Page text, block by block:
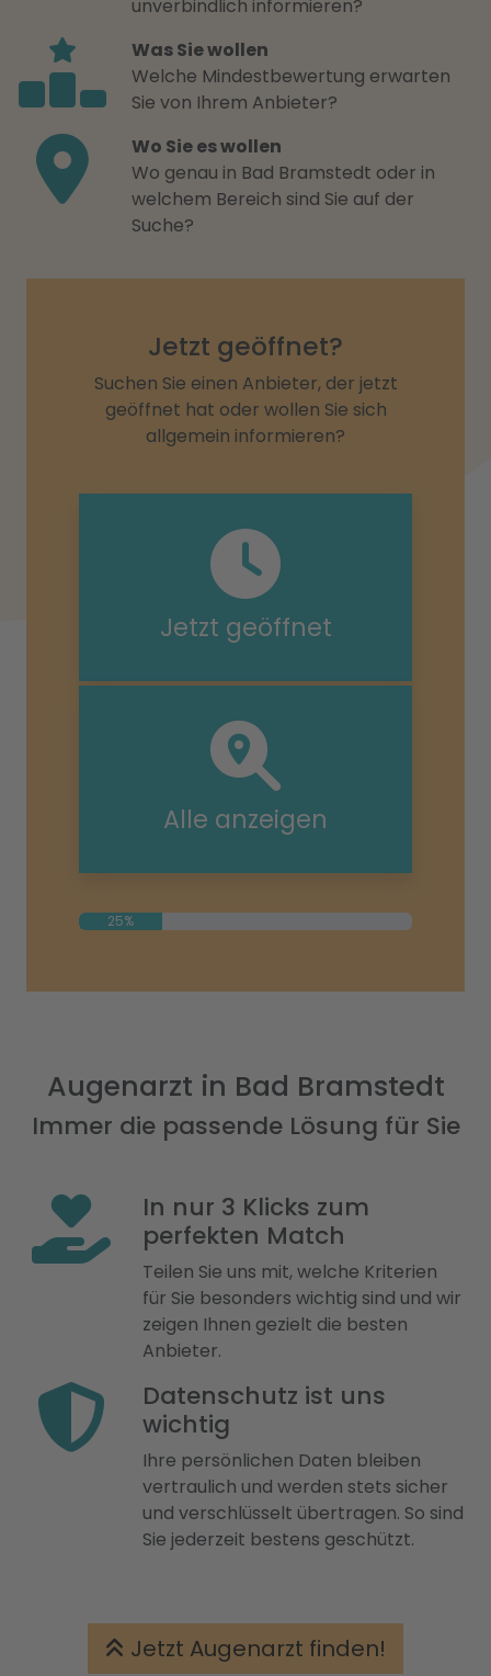
unverbindlich informieren?
Was Sie wollen
Welche Mindestbewertung erwarten
Sie von Ihrem Anbieter?
Wo Sie es wollen
Wo genau in Bad Bramstedt oder in
welchem Bereich sind Sie auf der
Suche?
Jetzt geöffnet?
Suchen Sie einen Anbieter, der jetzt
geöffnet hat oder wollen Sie sich
allgemein informieren?
Jetzt geöffnet
Alle anzeigen
25%
Augenarzt in Bad Bramstedt
Immer die passende Lösung für Sie
In nur 3 Klicks zum
perfekten Match
Teilen Sie uns mit, welche Kriterien
für Sie besonders wichtig sind und wir
zeigen Ihnen gezielt die besten
Anbieter.
Datenschutz ist uns
wichtig
Ihre persönlichen Daten bleiben
vertraulich und werden stets sicher
und verschlüsselt übertragen. So sind
Sie jederzeit bestens geschützt.
Jetzt Augenarzt finden!